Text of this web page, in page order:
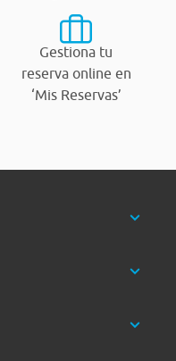
Gestiona tu
reserva online en
‘Mis Reservas’